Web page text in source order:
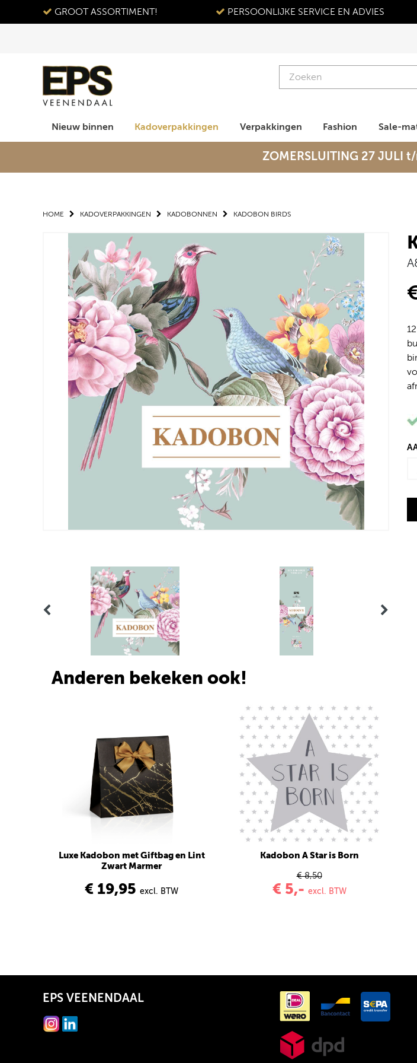
GROOT ASSORTIMENT! PERSOONLIJKE SERVICE EN ADVIES
Nieuw binnen Kadoverpakkingen Verpakkingen Fashion Sale-
ZOMERSLUITING 27 JULI
HOME KADOVERPAKKINGEN KADOBONNEN KADOBON BIRDS
Anderen bekeken ook!
Luxe Kadobon met Giftbag en Lint
Zwart Marmer
€ 19,95 excl. BTW
Kadobon A Star is Born
€ 8,50
€ 5,- excl. BTW
EPS VEENENDAAL